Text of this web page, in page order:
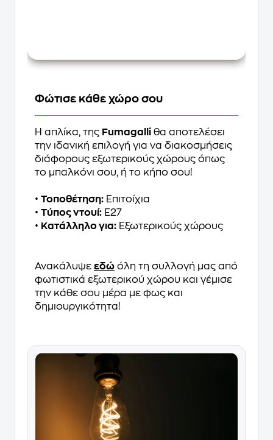
Φώτισε κάθε χώρο σου
Η απλίκα, της Fumagalli θα αποτελέσει
την ιδανική επιλογή για να διακοσμήσεις
διάφορους εξωτερικούς χώρους όπως
το μπαλκόνι σου, ή το κήπο σου!
• Τοποθέτηση: Επιτοίχια
• Τύπος ντουί: E27
• Κατάλληλο για: Εξωτερικούς χώρους
Ανακάλυψε εδώ όλη τη συλλογή μας από
φωτιστικά εξωτερικού χώρου και γέμισε
την κάθε σου μέρα με φως και
δημιουργικότητα!